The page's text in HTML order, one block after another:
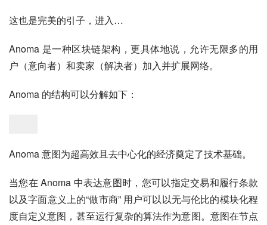
这也是完美的引子，进入…
Anoma 是一种区块链架构，更具体地说，允许无限多的用
户（意向者）和卖家（解决者）加入并扩展网络。
Anoma 的结构可以分解如下：
Anoma 意图为超高效且去中心化的经济奠定了技术基础。
当您在 Anoma 中表达意图时，您可以指定交易和履行条款
以及字面意义上的“做市商” 用户可以以无与伦比的模块化程
度自定义意图，甚至运行复杂的算法作为意图。意图在节点